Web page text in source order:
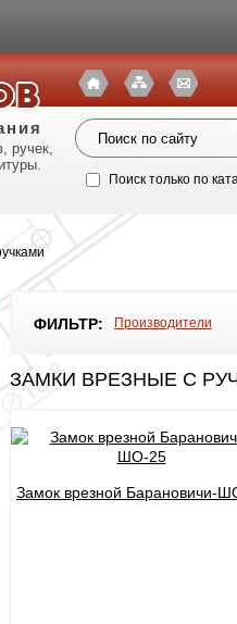
ручек,
Поиск только по
ФИЛЬТР: Производители
ЗАМКИ ВРЕЗНЫЕ С
Замок врезной Барановичи-